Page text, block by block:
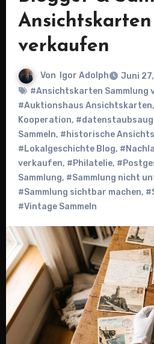
verkaufen
Von Igor Adolph
Juni
#Ansichtskarten Sammlung
#Auktionshaus Ansichtskarten,
Kooperation,
Sammeln, #historische
#Lokalgeschichte Blog,
verkaufen, #Philatelie,
Sammlung, #Sammlung nicht
#Sammlung sichtbar machen,
#Vintage Sammeln